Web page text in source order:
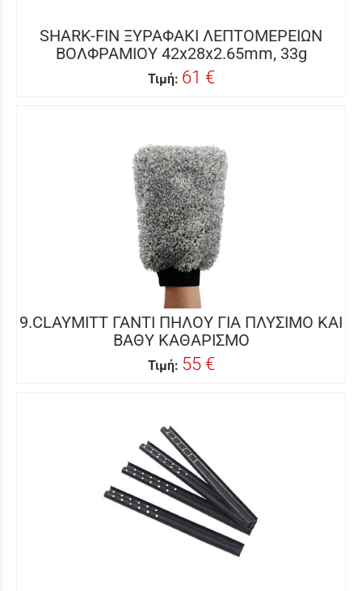
SHARK-FIN ΞΥΡΑΦΑΚΙ ΛΕΠΤΟΜΕΡΕΙΩΝ
ΒΟΛΦΡΑΜΙΟΥ 42x28x2.65mm, 33g
Τιμή: 61 €
9.CLAYMITT ΓΑΝΤΙ ΠΗΛΟΥ ΓΙΑ ΠΛΥΣΙΜΟ ΚΑΙ
ΒΑΘΥ ΚΑΘΑΡΙΣΜΟ
Τιμή: 55 €